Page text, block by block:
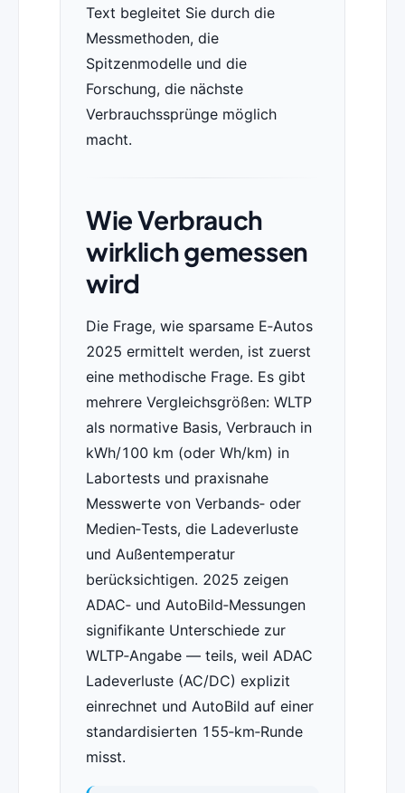
Text begleitet Sie durch die
Messmethoden, die
Spitzenmodelle und die
Forschung, die nächste
Verbrauchssprünge möglich
macht.
Wie Verbrauch
wirklich gemessen
wird
Die Frage, wie sparsame E‑Autos
2025 ermittelt werden, ist zuerst
eine methodische Frage. Es gibt
mehrere Vergleichsgrößen: WLTP
als normative Basis, Verbrauch in
kWh/100 km (oder Wh/km) in
Labortests und praxisnahe
Messwerte von Verbands‑ oder
Medien‑Tests, die Ladeverluste
und Außentemperatur
berücksichtigen. 2025 zeigen
ADAC‑ und AutoBild‑Messungen
signifikante Unterschiede zur
WLTP‑Angabe — teils, weil ADAC
Ladeverluste (AC/DC) explizit
einrechnet und AutoBild auf einer
standardisierten 155‑km‑Runde
misst.